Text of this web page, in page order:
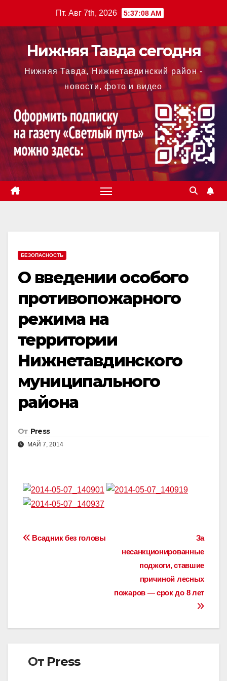
содержимому
Пт. Авг 7th, 2026 5:37:09 AM
Нижняя Тавда сегодня
Нижняя Тавда, Нижнетавдинский район -
новости, фото и видео
БЕЗОПАСНОСТЬ
О введении особого
противопожарного
режима на
территории
Нижнетавдинского
муниципального
района
От Press
МАЙ 7, 2014
Навигация
За
несанкционированные
поджоги, ставшие
причиной лесных
пожаров — срок до 8 лет
Всадник без головы
От Press